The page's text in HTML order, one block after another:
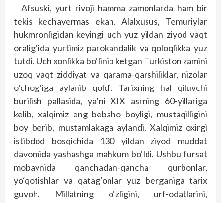
Afsuski, yurt rivoji hamma zamonlarda ham bir
tekis kechavermas ekan. Alalxusus, Temuriylar
hukmronligidan keyingi uch yuz yildan ziyod vaqt
oralig‘ida yurtimiz parokandalik va qoloqlikka yuz
tutdi. Uch xonlikka bo‘linib ketgan Turkiston zamini
uzoq vaqt ziddiyat va qarama-qarshiliklar, nizolar
o‘chog‘iga aylanib qoldi. Tarixning hal qiluvchi
burilish pallasida, ya’ni XIX asrning 60-yillariga
kelib, xalqimiz eng bebaho boyligi, mustaqilligini
boy berib, mustamlakaga aylandi. Xalqimiz oxirgi
istibdod bosqichida 130 yildan ziyod muddat
davomida yashashga mahkum bo‘ldi. Ushbu fursat
mobaynida qanchadan-qancha qurbonlar,
yo‘qotishlar va qatag‘onlar yuz berganiga tarix
guvoh. Millatning o‘zligini, urf-odatlarini,